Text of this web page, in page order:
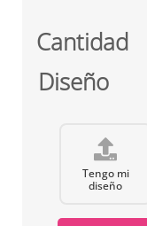
Cantidad
Diseño
Tengo mi
diseño